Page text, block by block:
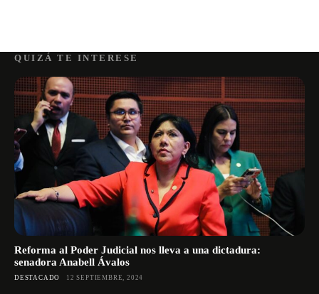
QUIZÁ TE INTERESE
Reforma al Poder Judicial nos lleva a una dictadura:
senadora Anabell Ávalos
DESTACADO 12 SEPTIEMBRE, 2024